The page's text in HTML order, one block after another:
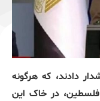
دادند، که هرگونه
فلسطین، در خاک این